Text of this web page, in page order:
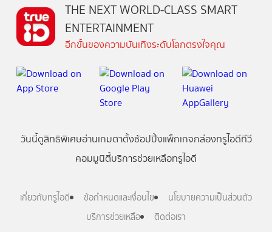
THE NEXT WORLD-CLASS SMART
ENTERTAINMENT
อีกขั้นของความบันเทิงระดับโลกตรงใจคุณ
วันนี้ดูสิทธิพิเศษอ่านเกมตาตั้งช้อปปิ้งแพ็กเกจกล่องทรูไอดีทีวี
คอมมูนิตี้บริการช่วยเหลือทรูไอดี
เกี่ยวกับทรูไอดี ข้อกำหนดและเงื่อนไข
นโยบายความเป็นส่วนตัว
บริการช่วยเหลือ
ติดต่อเรา